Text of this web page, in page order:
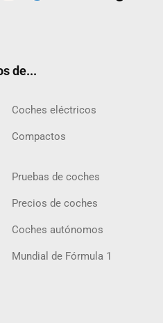
de...
Coches eléctricos
Compactos
Pruebas de coches
Precios de coches
Coches autónomos
Mundial de Fórmula 1